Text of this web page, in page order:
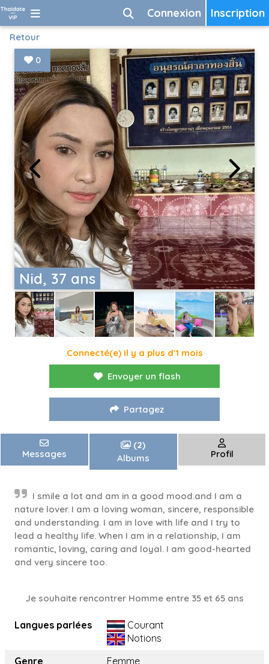
Inscription
Connexion
Retour
Nid, 37 ans
0
Connecté(e) il y a plus d'1 mois
Envoyer un flash
Partagez
Messages
(2)
Albums
Profil
I smile a lot and am in a good mood.and I am a
nature lover. I am a loving woman, sincere, responsible
and understanding. I am in love with life and I try to
lead a healthy life. When I am in a relationship, I am
romantic, loving, caring and loyal. I am good-hearted
and very sincere too.
Je souhaite rencontrer Homme entre 35 et 65 ans
Langues parlées
Courant
Notions
Genre
Femme